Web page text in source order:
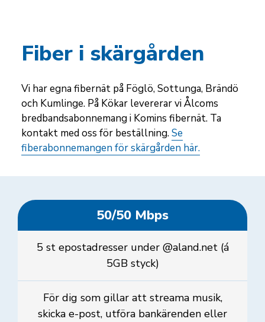
Fiber i skärgården
Vi har egna fibernät på Föglö, Sottunga, Brändö
och Kumlinge. På Kökar levererar vi Ålcoms
bredbandsabonnemang i Komins fibernät. Ta
kontakt med oss för beställning.Se
fiberabonnemangen för skärgården här.
50/50 Mbps
5 st epostadresser under @aland.net (á
5GB styck)
För dig som gillar att streama musik,
skicka e-post, utföra bankärenden eller